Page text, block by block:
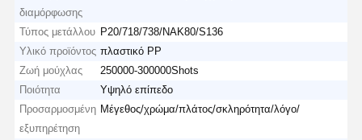
διαμόρφωσης
Τύπος μετάλλου P20/718/738/NAK80/S136
Υλικό προϊόντος πλαστικό PP
Ζωή μούχλας
250000-300000Shots
Ποιότητα
Υψηλό επίπεδο
Προσαρμοσμένη
εξυπηρέτηση
Μέγεθος/χρώμα/πλάτος/σκληρότητα/λόγο/